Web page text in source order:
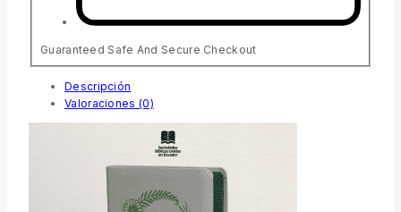
Guaranteed Safe And Secure Checkout
Descripción
Valoraciones (0)